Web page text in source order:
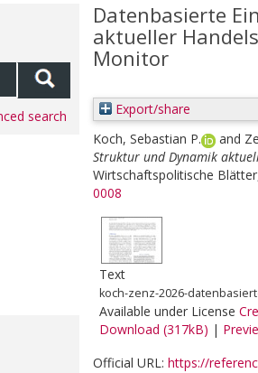
search
Datenbasierte
aktueller
Monitor
Export/share
Koch, Sebastian P.
and
Struktur und Dynamik
Wirtschaftspolitische
0008
Text
koch-zenz-2026-
Available under License
Download (317kB) |
Official URL: https://